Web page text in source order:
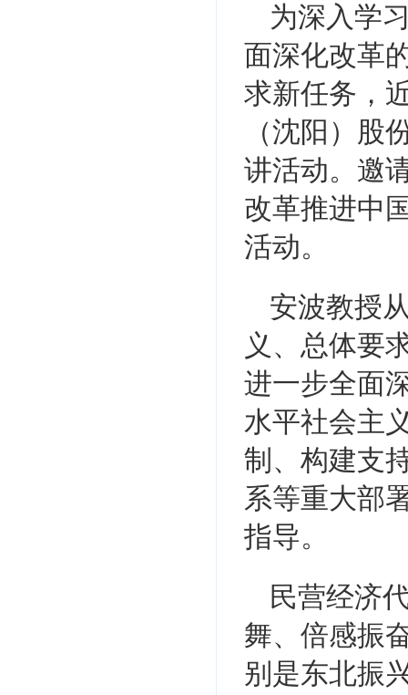
为深入学
面深化改革
求新任务，
（沈阳）股
讲活动。邀
改革推进中
活动。
安波教授
义、总体要
进一步全面
水平社会主
制、构建支
系等重大部
指导。
民营经济
舞、倍感振
别是东北振